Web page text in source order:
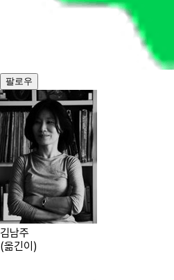
팔로우
김남주
(옮긴이 )